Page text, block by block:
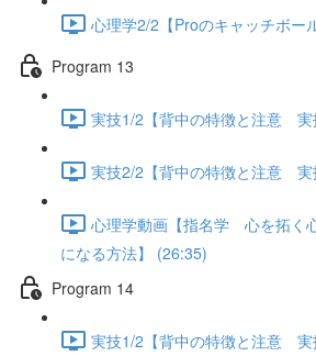
心理学2/2【Proのキャッチボー
Program 13
実技1/2【背中の特徴と注意 実
実技2/2【背中の特徴と注意 実
心理学動画【指名学 心を拓く
になる方法】 (26:35)
Program 14
実技1/2【背中の特徴と注意 実